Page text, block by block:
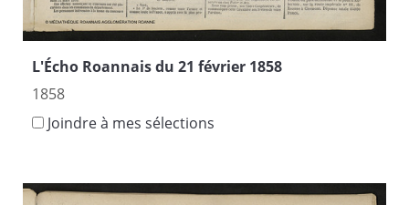
L'Écho Roannais du 21 février 1858
1858
Joindre à mes sélections